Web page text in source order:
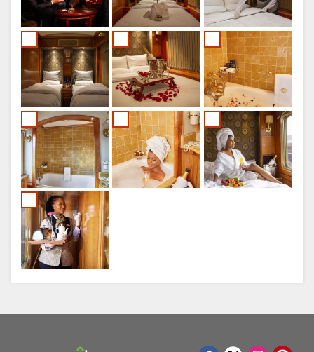
Administrer samtykke til
informasjonskapsler
Vi bruker informasjonskapsler for å forbedre opplevelsen
din og levere personlig tilpasset innhold. Modifiser
gjerne innstillingene dine eller besøk vår
personvernerklæring
Aksepter